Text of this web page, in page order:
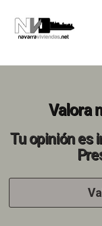
Valora
Tu opinión es